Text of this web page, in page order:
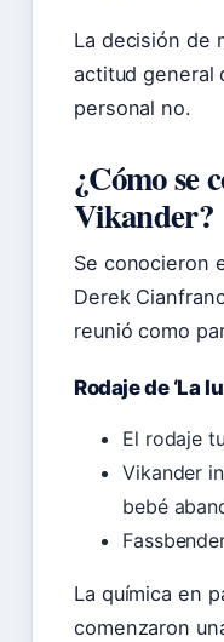
La decisión de
actitud general
personal no.
¿Cómo se
Vikander?
Se conocieron
Derek
reunió como
Rodaje de ‘La
El rodaje
Vikander
bebé
La química en
comenzaron